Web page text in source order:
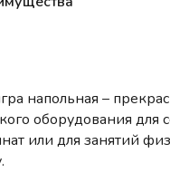
напольная –
оборудования для
или для занятий